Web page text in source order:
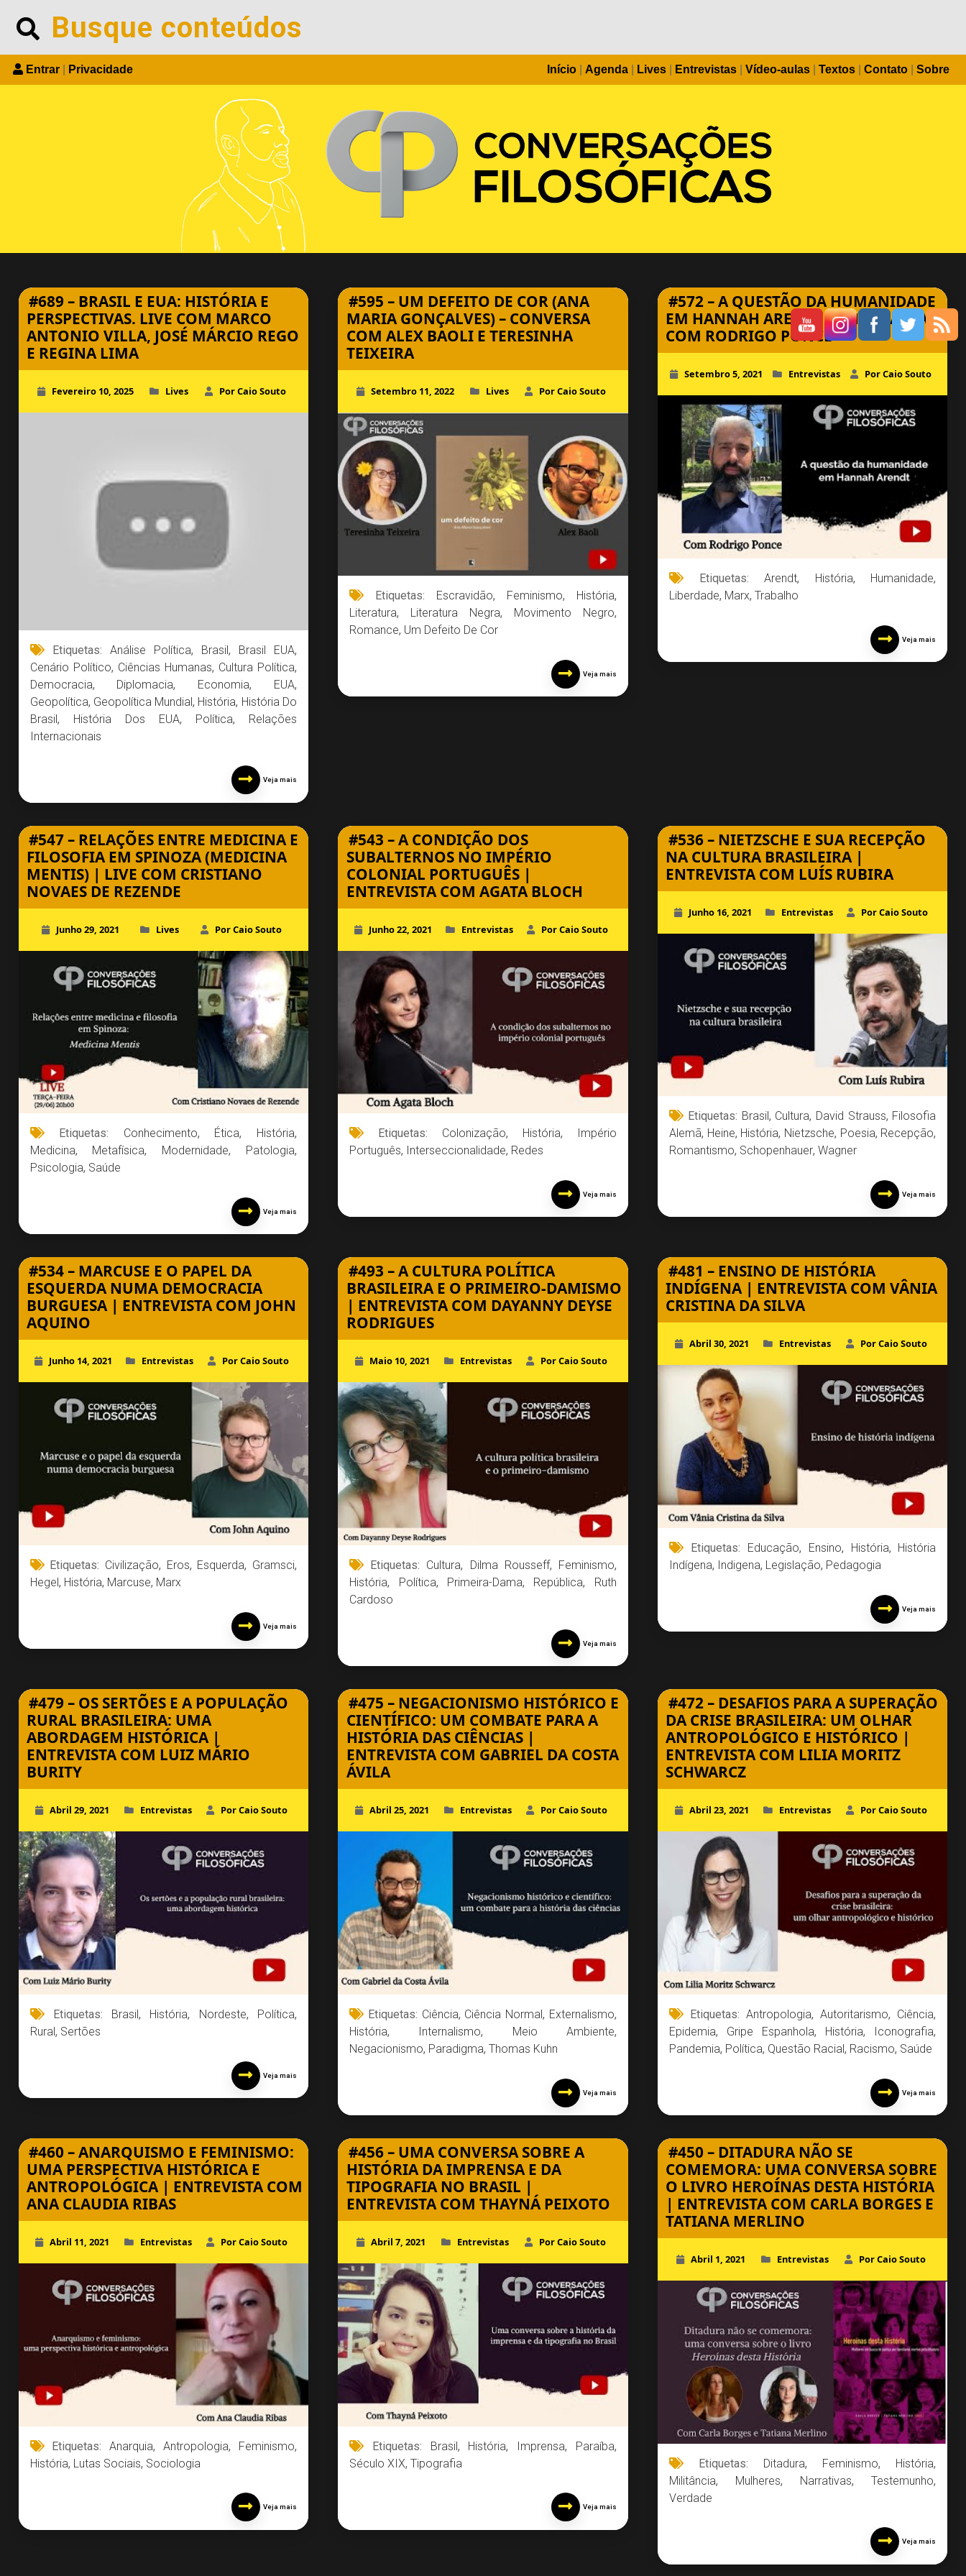
Search
Início Agenda Lives Entrevistas Vídeo-aulas Textos Contato Sobre
Entrar Privacidade
#689 – BRASIL E EUA: HISTÓRIA E
PERSPECTIVAS. LIVE COM MARCO
ANTONIO VILLA, JOSÉ MÁRCIO REGO
E REGINA LIMA
Fevereiro 10, 2025 Lives Por Caio Souto
Etiquetas: Análise Política, Brasil, Brasil EUA,
Cenário Político, Ciências Humanas, Cultura Política,
Democracia, Diplomacia, Economia, EUA,
Geopolítica, Geopolítica Mundial, História, História Do
Brasil, História Dos EUA, Política, Relações
Internacionais
Veja mais
#595 – UM DEFEITO DE COR (ANA
MARIA GONÇALVES) – CONVERSA
COM ALEX BAOLI E TERESINHA
TEIXEIRA
Setembro 11, 2022 Lives Por Caio Souto
Etiquetas: Escravidão, Feminismo, História,
Literatura, Literatura Negra, Movimento Negro,
Romance, Um Defeito De Cor
Veja mais
#572 – A QUESTÃO DA HUMANIDADE
EM HANNAH ARENDT | ENTREVISTA
COM RODRIGO PONCE
Setembro 5, 2021 Entrevistas Por Caio Souto
Etiquetas:Arendt, História, Humanidade,
Liberdade, Marx,Trabalho
Veja mais
#547 – RELAÇÕES ENTRE MEDICINA E
FILOSOFIA EM SPINOZA (MEDICINA
MENTIS) | LIVE COM CRISTIANO
NOVAES DE REZENDE
Junho 29, 2021 Lives Por Caio Souto
Etiquetas: Conhecimento, Ética, História,
Medicina, Metafísica, Modernidade, Patologia,
Psicologia, Saúde
Veja mais
#543 – A CONDIÇÃO DOS
SUBALTERNOS NO IMPÉRIO
COLONIAL PORTUGUÊS |
ENTREVISTA COM AGATA BLOCH
Junho 22, 2021 Entrevistas Por Caio Souto
Etiquetas: Colonização, História,
Império
Português, Interseccionalidade, Redes
Veja mais
#536 – NIETZSCHE E SUA RECEPÇÃO
NA CULTURA BRASILEIRA |
ENTREVISTA COM LUÍS RUBIRA
Junho 16, 2021 Entrevistas Por Caio Souto
Etiquetas: Brasil, Cultura, David Strauss, Filosofia
Alemã, Heine, História, Nietzsche, Poesia, Recepção,
Romantismo, Schopenhauer,Wagner
Veja mais
#534 – MARCUSE E O PAPEL DA
ESQUERDA NUMA DEMOCRACIA
BURGUESA | ENTREVISTA COM JOHN
AQUINO
Junho 14, 2021 Entrevistas Por Caio Souto
Etiquetas: Civilização, Eros, Esquerda, Gramsci,
Hegel, História, Marcuse, Marx
Veja mais
#493 – A CULTURA POLÍTICA
BRASILEIRA E O PRIMEIRO-DAMISMO
| ENTREVISTA COM DAYANNY DEYSE
RODRIGUES
Maio 10, 2021 Entrevistas Por Caio Souto
Etiquetas: Cultura, Dilma Rousseff, Feminismo,
História, Política, Primeira-Dama, República, Ruth
Cardoso
Veja mais
#481 – ENSINO DE HISTÓRIA
INDÍGENA | ENTREVISTA COM VÂNIA
CRISTINA DA SILVA
Abril 30, 2021 Entrevistas Por Caio Souto
Etiquetas: Educação, Ensino, História, História
Indígena, Indigena, Legislação, Pedagogia
Veja mais
#479 – OS SERTÕES E A POPULAÇÃO
RURAL BRASILEIRA: UMA
ABORDAGEM HISTÓRICA |
ENTREVISTA COM LUIZ MÁRIO
BURITY
Abril 29, 2021 Entrevistas Por Caio Souto
Etiquetas: Brasil, História, Nordeste, Política,
Rural, Sertões
Veja mais
#475 – NEGACIONISMO HISTÓRICO E
CIENTÍFICO: UM COMBATE PARA A
HISTÓRIA DAS CIÊNCIAS |
ENTREVISTA COM GABRIEL DA COSTA
ÁVILA
Abril 25, 2021 Entrevistas Por Caio Souto
Etiquetas: Ciência, Ciência Normal, Externalismo,
História, Internalismo, Meio Ambiente,
Negacionismo, Paradigma,Thomas Kuhn
Veja mais
#472 – DESAFIOS PARA A SUPERAÇÃO
DA CRISE BRASILEIRA: UM OLHAR
ANTROPOLÓGICO E HISTÓRICO |
ENTREVISTA COM LILIA MORITZ
SCHWARCZ
Abril 23, 2021 Entrevistas Por Caio Souto
Etiquetas:Antropologia,Autoritarismo, Ciência,
Epidemia, Gripe Espanhola, História, Iconografia,
Pandemia, Política, Questão Racial, Racismo, Saúde
Veja mais
#460 – ANARQUISMO E FEMINISMO:
UMA PERSPECTIVA HISTÓRICA E
ANTROPOLÓGICA | ENTREVISTA COM
ANA CLAUDIA RIBAS
Abril 11, 2021 Entrevistas Por Caio Souto
Etiquetas:Anarquia, Antropologia, Feminismo,
História, Lutas Sociais, Sociologia
Veja mais
#456 – UMA CONVERSA SOBRE A
HISTÓRIA DA IMPRENSA E DA
TIPOGRAFIA NO BRASIL |
ENTREVISTA COM THAYNÁ PEIXOTO
Abril 7, 2021 Entrevistas Por Caio Souto
Etiquetas: Brasil, História, Imprensa, Paraíba,
Século XIX,Tipografia
Veja mais
#450 – DITADURA NÃO SE
COMEMORA: UMA CONVERSA SOBRE
O LIVRO HEROÍNAS DESTA HISTÓRIA
| ENTREVISTA COM CARLA BORGES E
TATIANA MERLINO
Abril 1, 2021 Entrevistas Por Caio Souto
Etiquetas: Ditadura, Feminismo, História,
Militância, Mulheres, Narrativas,Testemunho,
Verdade
Veja mais